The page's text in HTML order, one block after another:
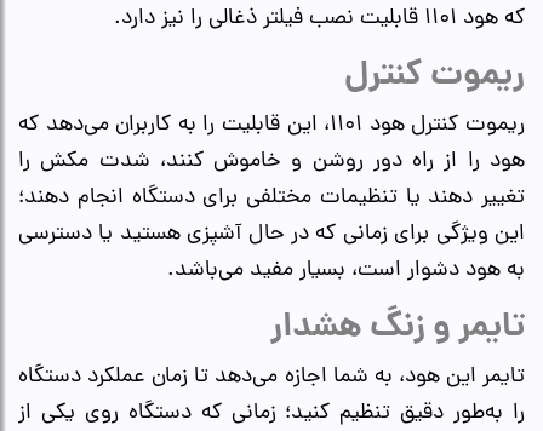
که هود ۱۱۰۱ قابلیت نصب فیلتر ذغالی را نیز دارد.
ریموت کنترل
ریموت کنترل هود ۱۱۰۱، این قابلیت را به کاربران می‌دهد که
هود را از راه دور روشن و خاموش کنند، شدت مکش را
تغییر دهند یا تنظیمات مختلفی برای دستگاه انجام دهند؛
این ویژگی برای زمانی که در حال آشپزی هستید یا دسترسی
به هود دشوار است، بسیار مفید می‌باشد.
تایمر و زنگ هشدار
تایمر این هود، به شما اجازه می‌دهد تا زمان عملکرد دستگاه
را به‌طور دقیق تنظیم کنید؛ زمانی که دستگاه روی یکی از